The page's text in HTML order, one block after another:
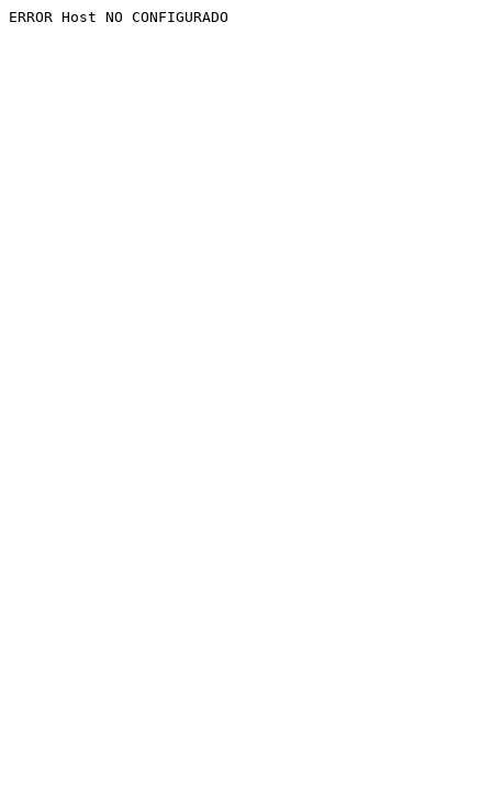
ERROR Host NO CONFIGURADO